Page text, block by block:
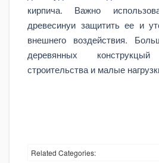
кирпича. Важно
древесинуи защитить ее и
внешнего воздействия.
деревянных
строительства и малые
Related Categories: